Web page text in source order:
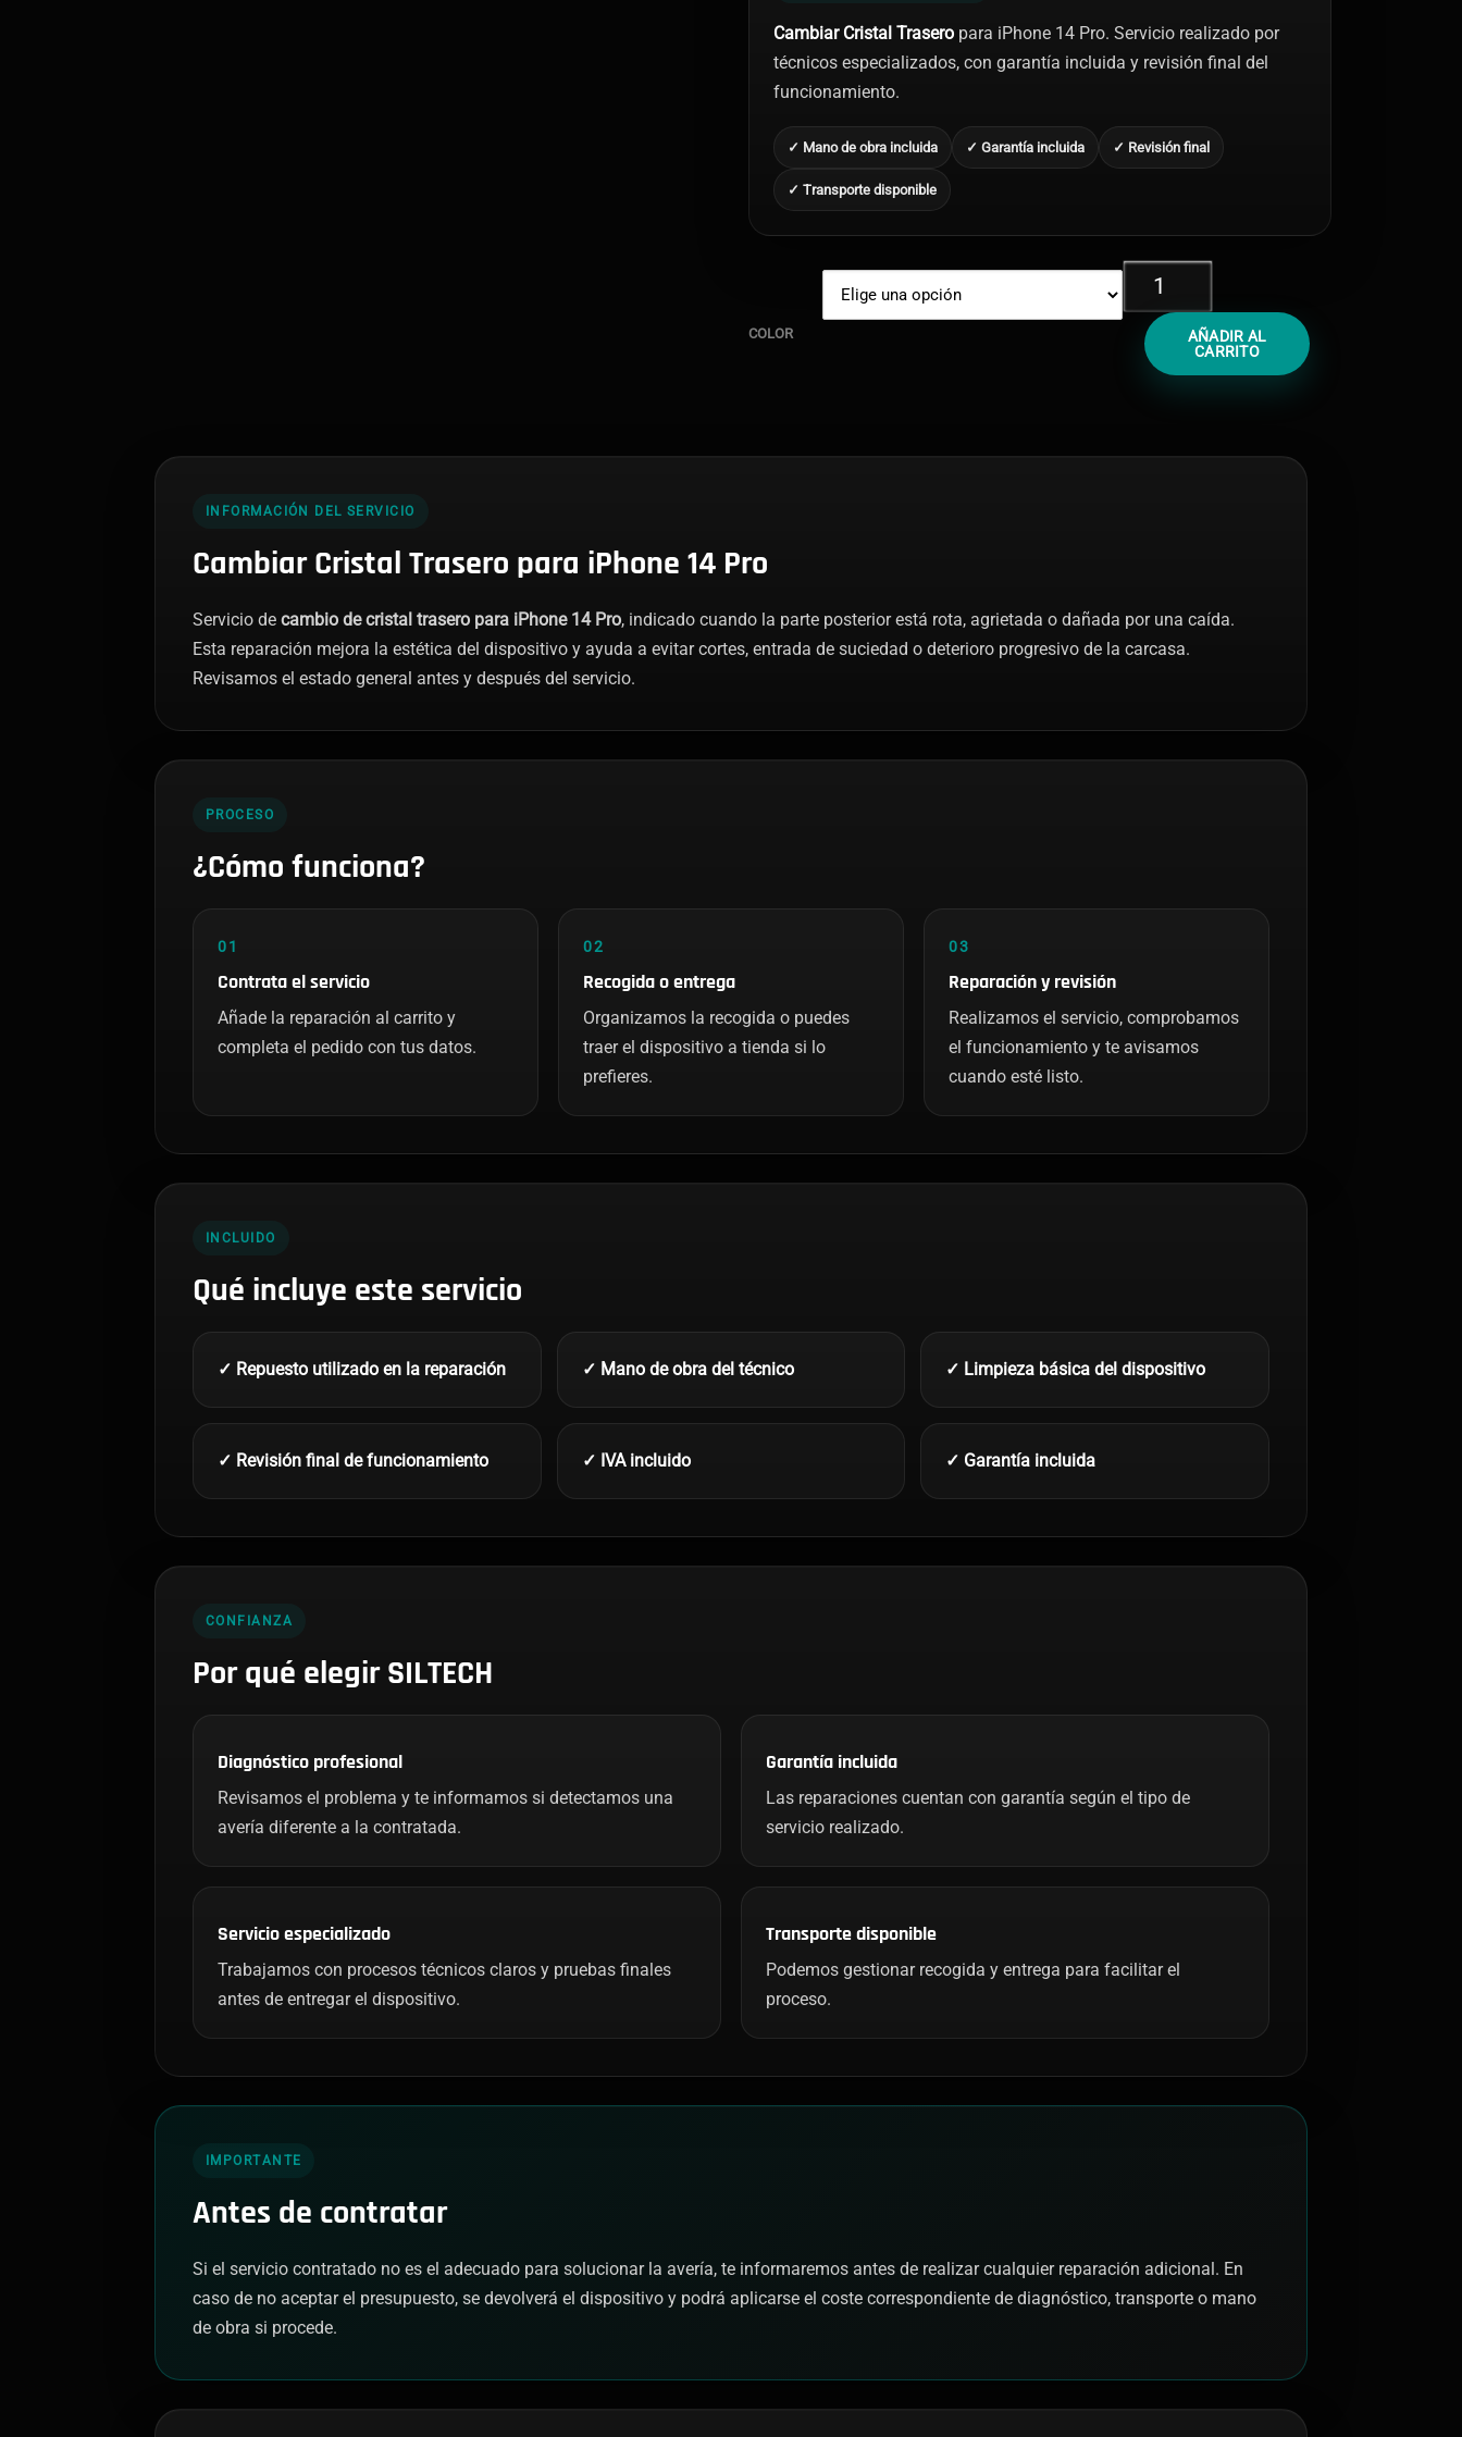
Cambiar Cristal Trasero para iPhone 14 Pro. Servicio realizado por
técnicos especializados, con garantía incluida y revisión final del
funcionamiento.
✓ Mano de obra incluida ✓ Garantía incluida ✓ Revisión final
✓ Transporte disponible
COLOR
Cambiar
Cristal
Trasero
iPhone
AÑADIR AL
CARRITO
INFORMACIÓN DEL SERVICIO
Cambiar Cristal Trasero para iPhone 14 Pro
Servicio de cambio de cristal trasero para iPhone 14 Pro, indicado cuando la parte posterior está rota, agrietada o dañada por una caída.
Esta reparación mejora la estética del dispositivo y ayuda a evitar cortes, entrada de suciedad o deterioro progresivo de la carcasa.
Revisamos el estado general antes y después del servicio.
PROCESO
¿Cómo funciona?
01
Contrata el servicio
Añade la reparación al carrito y
completa el pedido con tus datos.
02
Recogida o entrega
Organizamos la recogida o puedes
traer el dispositivo a tienda si lo
prefieres.
03
Reparación y revisión
Realizamos el servicio, comprobamos
el funcionamiento y te avisamos
cuando esté listo.
INCLUIDO
Qué incluye este servicio
✓ Repuesto utilizado en la reparación ✓ Mano de obra del técnico ✓ Limpieza básica del dispositivo
✓ Revisión final de funcionamiento ✓ IVA incluido ✓ Garantía incluida
CONFIANZA
Por qué elegir SILTECH
Diagnóstico profesional
Revisamos el problema y te informamos si detectamos una
avería diferente a la contratada.
Garantía incluida
Las reparaciones cuentan con garantía según el tipo de
servicio realizado.
Servicio especializado
Trabajamos con procesos técnicos claros y pruebas finales
antes de entregar el dispositivo.
Transporte disponible
Podemos gestionar recogida y entrega para facilitar el
proceso.
IMPORTANTE
Antes de contratar
Si el servicio contratado no es el adecuado para solucionar la avería, te informaremos antes de realizar cualquier reparación adicional. En
caso de no aceptar el presupuesto, se devolverá el dispositivo y podrá aplicarse el coste correspondiente de diagnóstico, transporte o mano
de obra si procede.